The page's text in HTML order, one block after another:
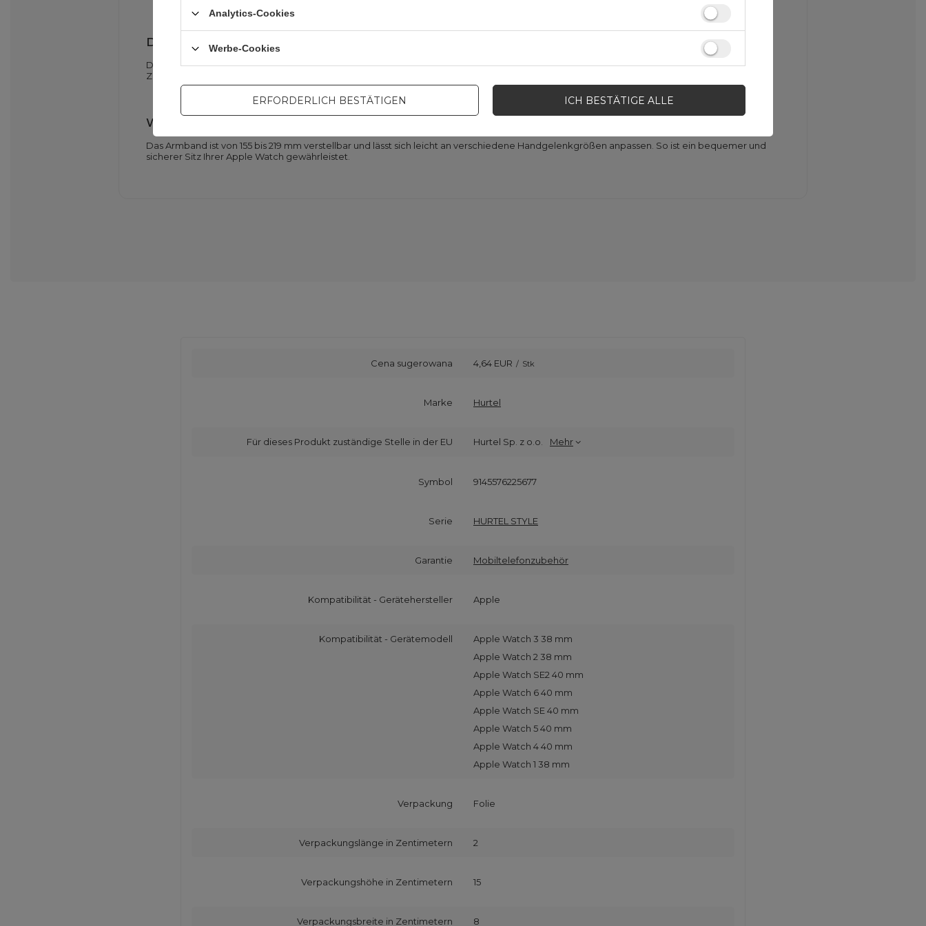
Die glatte Oberfläche des Riemens ermöglicht eine einfache Reinigung
Die glatte Struktur ermöglicht eine schnelle Entfernung von Schmutz und erhält so das ästhetische Erscheinungsbild des Riemens für lange
Zeit.
Weite Längenverstellung ermöglicht eine perfekte Passform
Das Armband ist von 155 bis 219 mm verstellbar und lässt sich leicht an verschiedene Handgelenkgrößen anpassen. So ist ein bequemer und
sicherer Sitz Ihrer Apple Watch gewährleistet.
Cena sugerowana 4,64 EUR / Stk
Marke Hurtel
Für dieses Produkt zuständige Stelle in der EU Hurtel Sp. z o.o. Mehr
Symbol 9145576225677
Serie HURTEL STYLE
Garantie Mobiltelefonzubehör
Kompatibilität - Gerätehersteller Apple
Kompatibilität - Gerätemodell
Apple Watch 3 38 mm
Apple Watch 2 38 mm
Apple Watch SE2 40 mm
Apple Watch 6 40 mm
Apple Watch SE 40 mm
Apple Watch 5 40 mm
Apple Watch 4 40 mm
Apple Watch 1 38 mm
Verpackung Folie
Verpackungslänge in Zentimetern 2
Verpackungshöhe in Zentimetern 15
Verpackungsbreite in Zentimetern 8
Analytics-Cookies
Werbe-Cookies
ERFORDERLICH BESTÄTIGEN ICH BESTÄTIGE ALLE